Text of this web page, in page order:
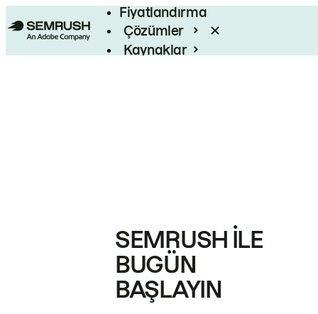
Fiyatlandırma
Çözümler
Kaynaklar
SEMRUSH ILE
BUGÜN
BAŞLAYIN